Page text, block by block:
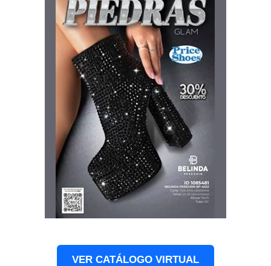
VER CATÁLOGO VIRTUAL